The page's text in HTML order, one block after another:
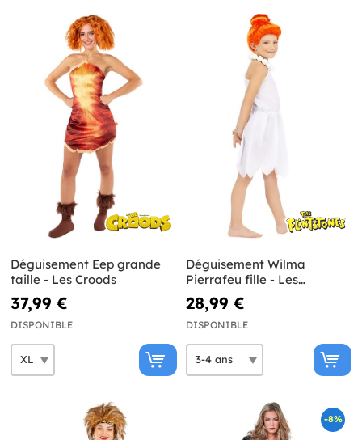
Déguisement Eep grande
taille - Les Croods
37,99 €
DISPONIBLE
Déguisement Wilma
Pierrafeu fille - Les
Pierrafeu
28,99 €
DISPONIBLE
-8%